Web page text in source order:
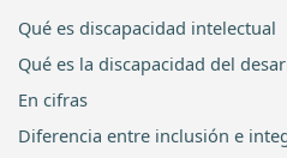
Qué es discapacidad intelectual
Qué es la discapacidad del
En cifras
Diferencia entre inclusión e